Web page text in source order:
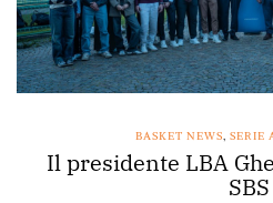
BASKET NEWS, SERIE
Il presidente LBA
SBS